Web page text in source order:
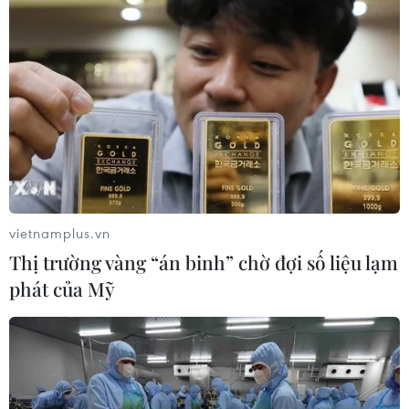
chủ động góp sức vào hội nhập quốc
10/08/2026 08:48
Thành phố Hồ Chí Minh: Điểm
chuẩn tuyển sinh đại học phân hóa
theo nhóm ngành
10/08/2026 08:00
Tây Ninh: Hơn 3.000 mộ liệt
sỹ đã được lấy mẫu ADN tìm danh
tính
10/08/2026 07:53
Lâm Đồng xử lý căn cơ các tồn tại
vietnamplus.vn
Thị trường vàng “án binh” chờ đợi số liệu lạm
phát của Mỹ